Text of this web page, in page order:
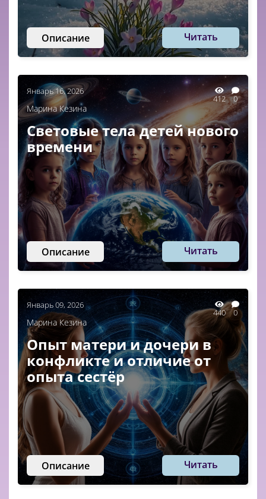
Описание Читать
Январь 16, 2026
412 0
Марина Кезина
Световые тела детей нового
времени
Описание Читать
Январь 09, 2026
440 0
Марина Кезина
Опыт матери и дочери в
конфликте и отличие от
опыта сестёр
Описание Читать